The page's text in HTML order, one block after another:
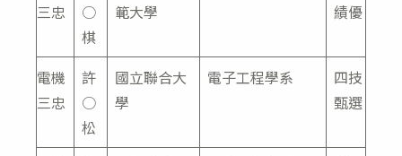
三忠
○
棋
範大學
績優
電機
三忠
許
○
松
國立聯合大
學
電子工程學系
四技
甄選